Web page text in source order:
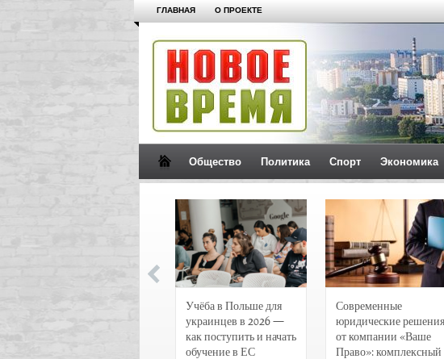
ГЛАВНАЯ О ПРОЕКТЕ
Общество Политика Спорт Экономика
Учёба в Польше для
украинцев в 2026 —
как поступить и начать
обучение в ЕС
Современные
юридические решения
от компании «Ваше
Право»: комплексный